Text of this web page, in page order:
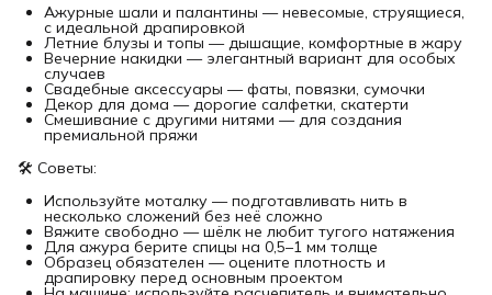
Ажурные шали и палантины — невесомые, струящиеся,
с идеальной драпировкой
Летние блузы и топы — дышащие, комфортные в жару
Вечерние накидки — элегантный вариант для особых
случаев
Свадебные аксессуары — фаты, повязки, сумочки
Декор для дома — дорогие салфетки, скатерти
Смешивание с другими нитями — для создания
премиальной пряжи
🛠 Советы:
Используйте моталку — подготавливать нить в
несколько сложений без неё сложно
Вяжите свободно — шёлк не любит тугого натяжения
Для ажура берите спицы на 0,5–1 мм толще
Образец обязателен — оцените плотность и
драпировку перед основным проектом